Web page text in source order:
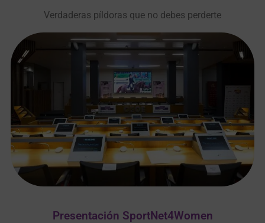
Verdaderas píldoras que no debes perderte
Presentación SportNet4Women